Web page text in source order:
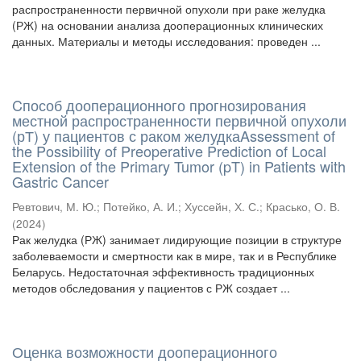
распространенности первичной опухоли при раке желудка
(РЖ) на основании анализа дооперационных клинических
данных. Материалы и методы исследования: проведен ...
Cпособ дооперационного прогнозирования
местной распространенности первичной опухоли
(рТ) у пациентов с раком желудкаAssessment of
the Possibility of Preoperative Prediction of Local
Extension of the Primary Tumor (pT) in Patients with
Gastric Cancer
Ревтович, М. Ю.; Потейко, А. И.; Хуссейн, Х. С.; Красько, О. В.
(2024)
Рак желудка (РЖ) занимает лидирующие позиции в структуре
заболеваемости и смертности как в мире, так и в Республике
Беларусь. Недостаточная эффективность традиционных
методов обследования у пациентов с РЖ создает ...
Оценка возможности дооперационного